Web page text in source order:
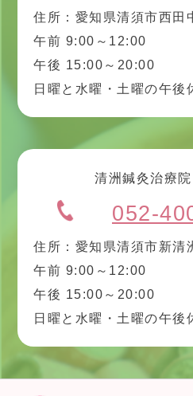
住所：愛知県清須市西田
午前 9:00～12:00
午後 15:00～20:00
日曜と水曜・土曜の午後
清洲鍼灸治療
052-
住所：愛知県清須市新清
午前 9:00～12:00
午後 15:00～20:00
日曜と水曜・土曜の午後